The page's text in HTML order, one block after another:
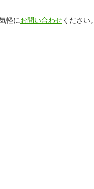
軽にお問い合わせください。